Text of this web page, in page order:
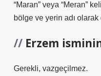
“Maran” veya “Meran”
bölge ve yerin adı olarak
Erzem
Gerekli, vazgeçilmez.